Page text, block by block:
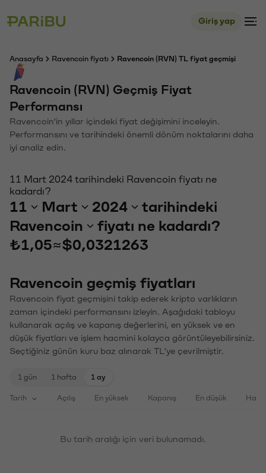
Giriş yap
Anasayfa Ravencoin fiyatı Ravencoin (RVN) TL fiyat geçmişi
Ravencoin (RVN) Geçmiş Fiyat
Performansı
Ravencoin'in yıllar içindeki fiyat değişimini inceleyin.
Performansını ve tarihindeki önemli dönüm noktalarını daha
iyi analiz edin.
11 Mart 2024 tarihindeki Ravencoin fiyatı ne
kadardı?
11 Mart 2024
tarihindeki
Ravencoin
fiyatı ne kadardı?
₺1,05≈$0,0321263
Ravencoin geçmiş fiyatları
Ravencoin fiyat geçmişini takip ederek kripto varlıkların
zaman içindeki performansını izleyin. Aşağıdaki tabloyu
kullanarak açılış ve kapanış değerlerini, en yüksek ve en
düşük fiyatları ve işlem hacmini kolayca görüntüleyebilirsiniz.
Seçtiğiniz günün kuru baz alınarak TL'ye çevrilmiştir.
1 gün 1 hafta 1 ay
Tarih Açılış En yüksek Kapanış En düşük
Bu tarih aralığı için veri bulunamadı.